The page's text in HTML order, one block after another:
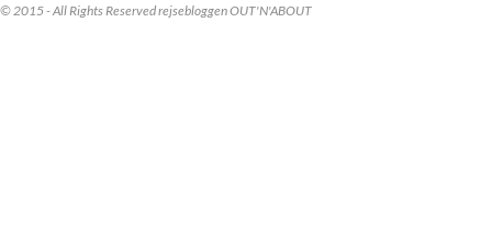
© 2015 - All Rights Reserved rejsebloggen OUT'N'ABOUT